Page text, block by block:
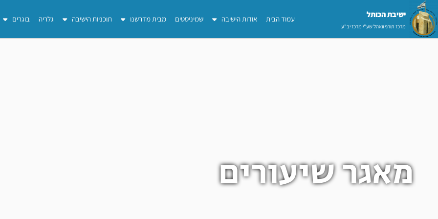
דילוג
לתוכן
ישיבת הכותל​
מרכז תורני וואהל שע"י מרכז יב"ע
עמוד הבית אודות הישיבה שמיניסטים מבית מדרשנו תוכניות הישיבה גלריה בוגרים
מאגר שיעורים